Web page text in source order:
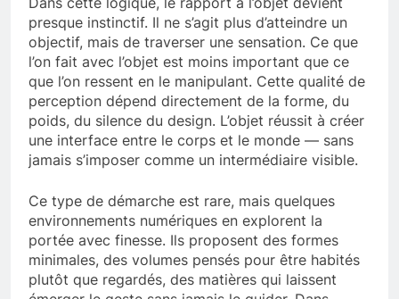
presque instinctif. Il ne s’agit plus d’atteindre un
objectif, mais de traverser une sensation. Ce que
l’on fait avec l’objet est moins important que ce
que l’on ressent en le manipulant. Cette qualité de
perception dépend directement de la forme, du
poids, du silence du design. L’objet réussit à créer
une interface entre le corps et le monde — sans
jamais s’imposer comme un intermédiaire visible.
Ce type de démarche est rare, mais quelques
environnements numériques en explorent la
portée avec finesse. Ils proposent des formes
minimales, des volumes pensés pour être habités
plutôt que regardés, des matières qui laissent